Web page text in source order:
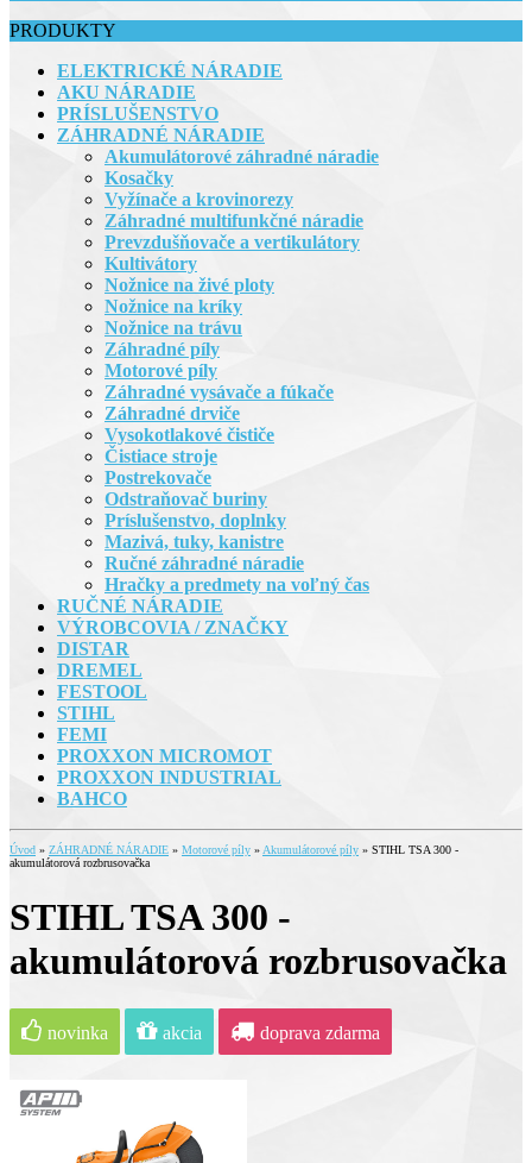
PRODUKTY
ELEKTRICKÉ NÁRADIE
AKU NÁRADIE
PRÍSLUŠENSTVO
ZÁHRADNÉ NÁRADIE
Akumulátorové záhradné náradie
Kosačky
Vyžínače a krovinorezy
Záhradné multifunkčné náradie
Prevzdušňovače a vertikulátory
Kultivátory
Nožnice na živé ploty
Nožnice na kríky
Nožnice na trávu
Záhradné píly
Motorové píly
Záhradné vysávače a fúkače
Záhradné drviče
Vysokotlakové čističe
Čistiace stroje
Postrekovače
Odstraňovač buriny
Príslušenstvo, doplnky
Mazivá, tuky, kanistre
Ručné záhradné náradie
Hračky a predmety na voľný čas
RUČNÉ NÁRADIE
VÝROBCOVIA / ZNAČKY
DISTAR
DREMEL
FESTOOL
STIHL
FEMI
PROXXON MICROMOT
PROXXON INDUSTRIAL
BAHCO
Úvod » ZÁHRADNÉ NÁRADIE » Motorové píly » Akumulátorové píly » STIHL TSA 300 -
akumulátorová rozbrusovačka
STIHL TSA 300 -
akumulátorová rozbrusovačka
novinka akcia doprava zdarma